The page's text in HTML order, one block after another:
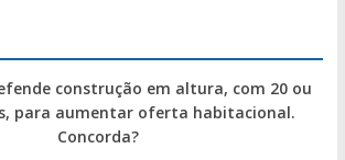
construção em altura, com 20 ou
para aumentar oferta habitacional.
Concorda?